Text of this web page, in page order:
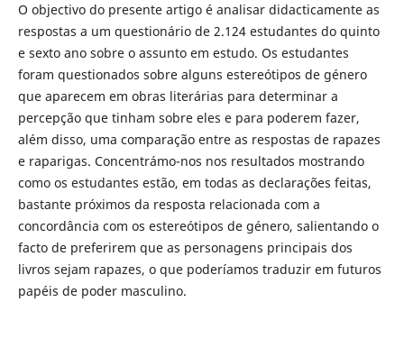
O objectivo do presente artigo é analisar didacticamente as
respostas a um questionário de 2.124 estudantes do quinto
e sexto ano sobre o assunto em estudo. Os estudantes
foram questionados sobre alguns estereótipos de género
que aparecem em obras literárias para determinar a
percepção que tinham sobre eles e para poderem fazer,
além disso, uma comparação entre as respostas de rapazes
e raparigas. Concentrámo-nos nos resultados mostrando
como os estudantes estão, em todas as declarações feitas,
bastante próximos da resposta relacionada com a
concordância com os estereótipos de género, salientando o
facto de preferirem que as personagens principais dos
livros sejam rapazes, o que poderíamos traduzir em futuros
papéis de poder masculino.